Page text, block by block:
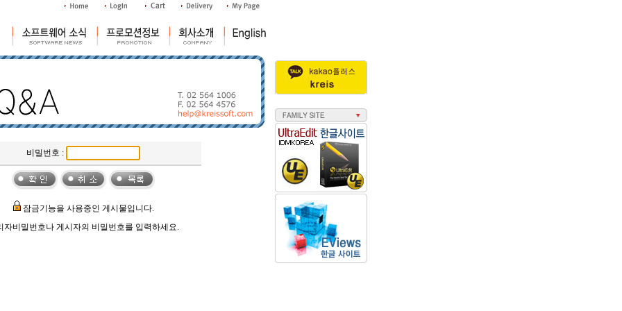
비밀번호 :
잠금기능을 사용중인 게시물입니다.
자비밀번호나 게시자의 비밀번호를 입력하세요.